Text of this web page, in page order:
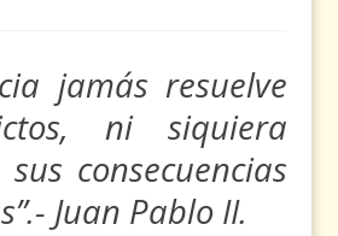
jamás resuelve
ni siquiera
consecuencias
Juan Pablo II.